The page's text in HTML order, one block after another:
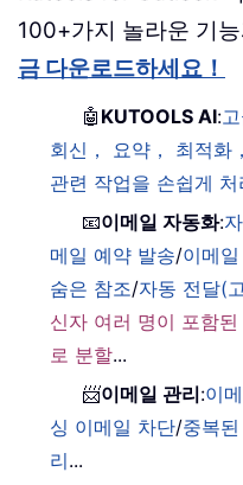
100+가지 놀라운 기
금 다운로드하세요！
🤖 KUTOOLS AI:
회신， 요약， 최적화
관련 작업을 손쉽게 처
📧이메일 자동화:
메일 예약 발송/이메
숨은 참조/자동 전달(
신자 여러 명이 포함
로 분할...
📨이메일 관리:이
싱 이메일 차단/중복
리...